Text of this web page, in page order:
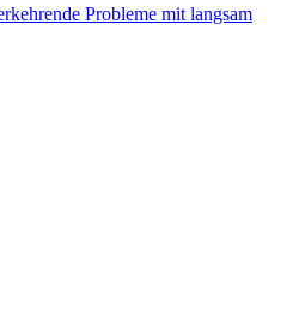
Probleme mit langsam